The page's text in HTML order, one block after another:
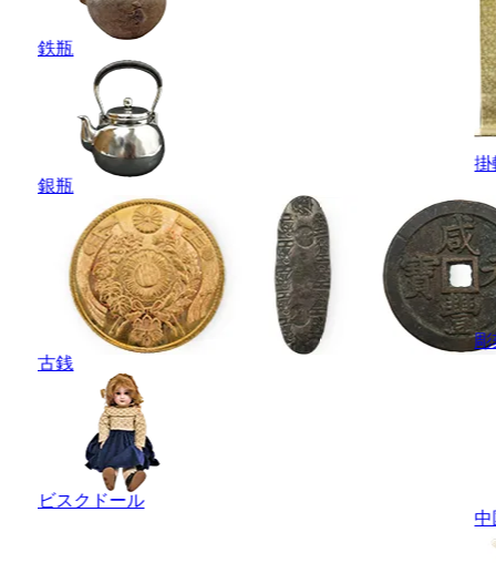
鉄瓶
銀瓶
古銭
ビスクドール
掛
彫
中